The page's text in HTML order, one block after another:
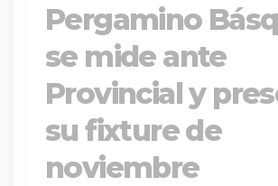
Pergamino
se mide ante
Provincial y
su fixture de
noviembre